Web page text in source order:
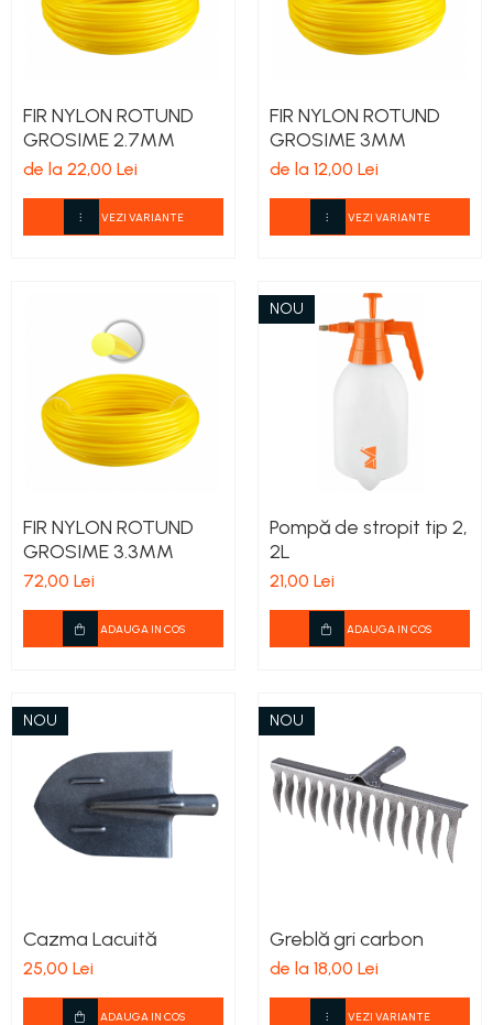
FIR NYLON ROTUND
GROSIME 2.7MM
de la 22,00 Lei
VEZI VARIANTE
FIR NYLON ROTUND
GROSIME 3MM
de la 12,00 Lei
VEZI VARIANTE
FIR NYLON ROTUND
GROSIME 3.3MM
72,00 Lei
ADAUGA IN COS
NOU
Pompă de stropit tip 2,
2L
21,00 Lei
ADAUGA IN COS
NOU
Cazma Lacuită
25,00 Lei
ADAUGA IN COS
NOU
Greblă gri carbon
de la 18,00 Lei
VEZI VARIANTE